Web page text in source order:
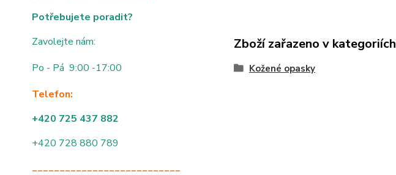
Potřebujete poradit?
Zavolejte nám:
Po - Pá 9:00 -17:00
Telefon:
+420 725 437 882
+420 728 880 789
___________________________
Zboží zařazeno v kategoriích
Kožené opasky